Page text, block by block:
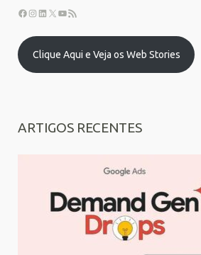
Clique Aqui e Veja os Web Stories
ARTIGOS RECENTES